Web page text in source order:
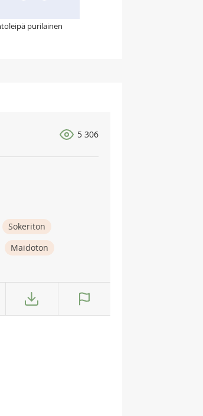
purilainen
5 306
Sokeriton
Maidoton